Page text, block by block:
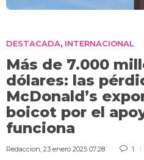
DESTACADA, INTERNACIONAL
Más de 7.000
dólares: las
McDonald’s
boicot por el
funciona
Redaccion, 23 enero 2025 07:28 1